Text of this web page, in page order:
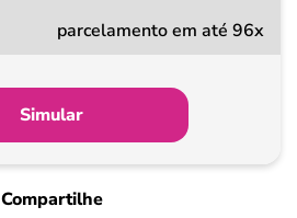
parcelamento em até 96x
Simular
Compartilhe